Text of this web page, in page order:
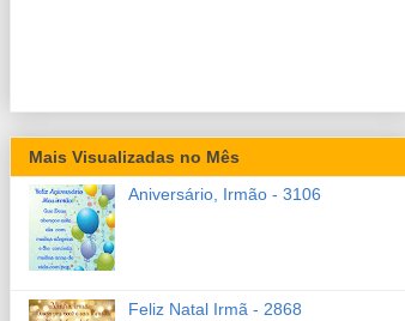
Mais Visualizadas no Mês
Aniversário, Irmão - 3106
Feliz Natal Irmã - 2868